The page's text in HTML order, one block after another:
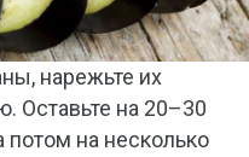
нарежьте их
Оставьте на 20–30
потом на несколько